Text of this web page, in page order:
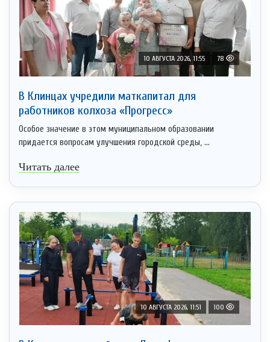
10 АВГУСТА 2026, 11:55 78
В Клинцах учредили маткапитал для
работников колхоза «Прогресс»
Особое значение в этом муниципальном образовании
придается вопросам улучшения городской среды, ...
Читать далее
10 АВГУСТА 2026, 11:51 100